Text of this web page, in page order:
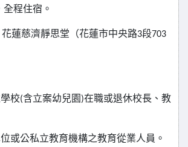
全程住宿。
蓮慈濟靜思堂（花蓮市中央路3段703
校(含立案幼兒園 )在職或退休校長、教
或公私立教育機構之教育從業人員。